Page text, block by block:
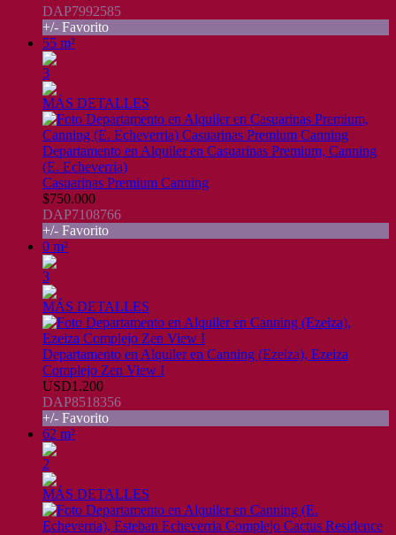
DAP7992585
+/- Favorito
55 m²
3
MÁS DETALLES
Departamento en Alquiler en Casuarinas Premium, Canning
(E. Echeverria)
Casuarinas Premium Canning
$750.000
DAP7108766
+/- Favorito
0 m²
3
MÁS DETALLES
Departamento en Alquiler en Canning (Ezeiza), Ezeiza
Complejo Zen View I
USD1.200
DAP8518356
+/- Favorito
62 m²
2
MÁS DETALLES